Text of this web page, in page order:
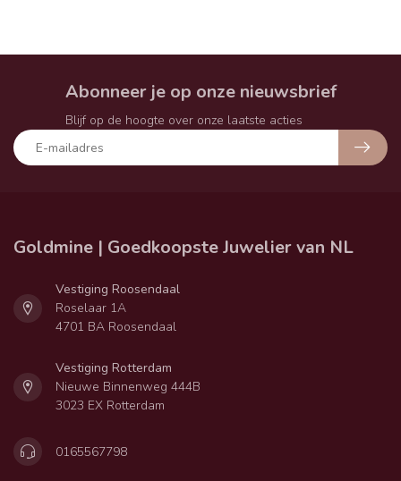
Abonneer je op onze nieuwsbrief
Blijf op de hoogte over onze laatste acties
Goldmine | Goedkoopste Juwelier van NL
Vestiging Roosendaal
Roselaar 1A
4701 BA Roosendaal
Vestiging Rotterdam
Nieuwe Binnenweg 444B
3023 EX Rotterdam
0165567798